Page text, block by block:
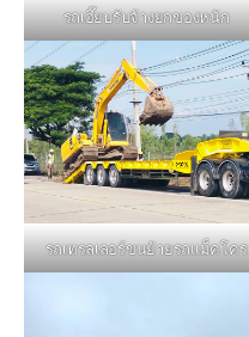
รถเฮี๊ยบรับจ้างยกของหนัก
รถเทรลเลอร์ขนย้ายรถแม็คโคร